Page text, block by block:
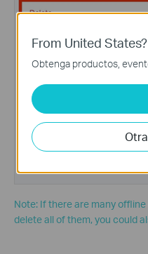
Note: If there are many
delete all of them, you could
From United States?
Obtenga productos,